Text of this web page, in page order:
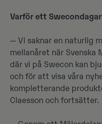
Varför ett
— Vi saknar en naturlig
mellanåret när Svenska
där vi på Swecon kan
och för att visa våra
kompletterande
Claesson och fortsätter.